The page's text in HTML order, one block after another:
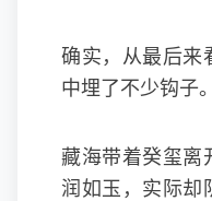
确实，从最后来
中埋了不少钩子。
藏海带着癸玺离
润如玉，实际却